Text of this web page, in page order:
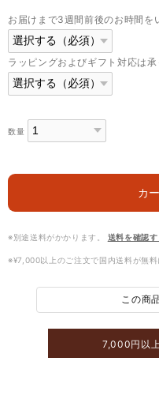
お届けまで3週間前後のお時間を
ラッピングおよびギフト対応は承
数量
カ
※別途送料がかかります。 送料を確認す
※¥7,000以上のご注文で国内送料が無料
この商
7,000円以